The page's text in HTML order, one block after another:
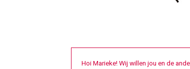
Hoi Marieke! Wij willen jou en de